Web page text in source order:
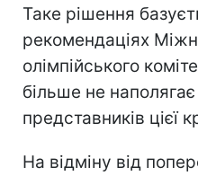
Таке рішення
рекомендаціях
олімпійського
більше не
представників цієї
На відміну від